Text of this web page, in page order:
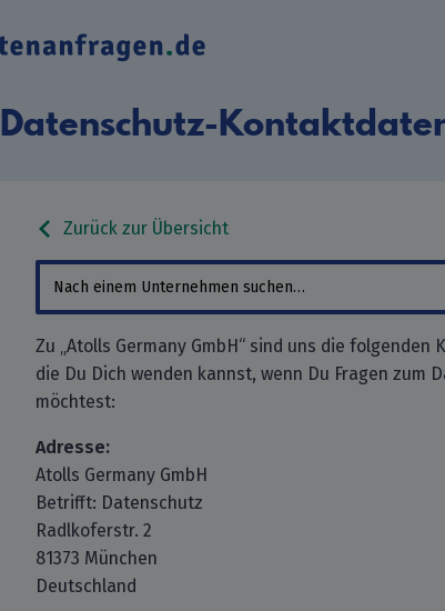
Datenschutz-
Zurück zur Übersicht
Zu „Atolls Germany GmbH“ sind uns die
die Du Dich wenden kannst, wenn Du Fragen zum
möchtest:
Adresse:
Atolls Germany GmbH
Betrifft: Datenschutz
Radlkoferstr. 2
81373 München
Deutschland